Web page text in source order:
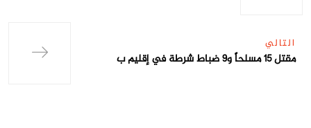
التالي
مقتل 15 مسلحاً و9 ضباط شرطة في إقليم ب